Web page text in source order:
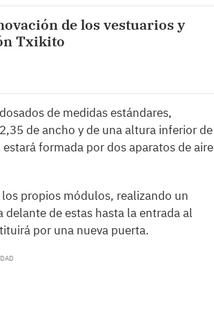
de los vestuarios y
Txikito
de medidas estándares,
de ancho y de una altura inferior de
formada por dos aparatos de aire
propios módulos, realizando un
de estas hasta la entrada al
por una nueva puerta.